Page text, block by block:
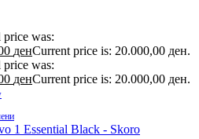
was:
денCurrent price is: 20.000,00 ден.
was:
денCurrent price is: 20.000,00 ден.